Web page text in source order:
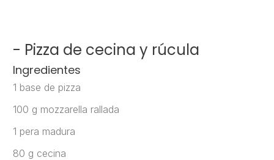
- Pizza de cecina y rúcula
Ingredientes
1 base de pizza
100 g mozzarella rallada
1 pera madura
80 g cecina